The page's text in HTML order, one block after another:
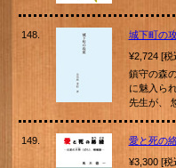
148.
城下町の
¥2,724 [
鎮守の森
に魅入ら
先生が、
149.
愛と死の
¥3,300 [